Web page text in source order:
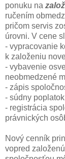
ponuku na
ručením
pričom servis
úrovni. V cene
- vypracovanie
k založeniu
- vybavenie
neobmedzené
- zápis
- súdny poplatok
- registrácia
právnických
Nový cenník
vopred